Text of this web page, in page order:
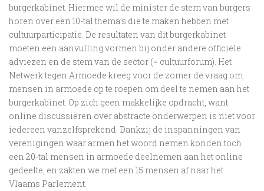
burgerkabinet. Hiermee wil de minister de stem van burgers
horen over een 10-tal thema’s die te maken hebben met
cultuurparticipatie. De resultaten van dit burgerkabinet
moeten een aanvulling vormen bij onder andere officiële
adviezen en de stem van de sector (= cultuurforum). Het
Netwerk tegen Armoede kreeg voor de zomer de vraag om
mensen in armoede op te roepen om deel te nemen aan het
burgerkabinet. Op zich geen makkelijke opdracht, want
online discussiëren over abstracte onderwerpen is niet voor
iedereen vanzelfsprekend. Dankzij de inspanningen van
verenigingen waar armen het woord nemen konden toch
een 20-tal mensen in armoede deelnemen aan het online
gedeelte, en zakten we met een 15 mensen af naar het
Vlaams Parlement.